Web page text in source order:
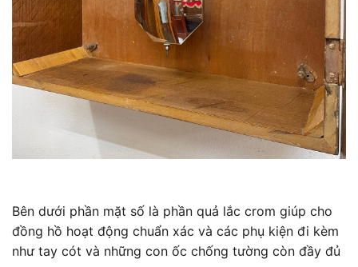
Bên dưới phần mặt số là phần quả lắc crom giúp cho
đồng hồ hoạt động chuẩn xác và các phụ kiện đi kèm
như tay cót và những con ốc chống tường còn đầy đủ